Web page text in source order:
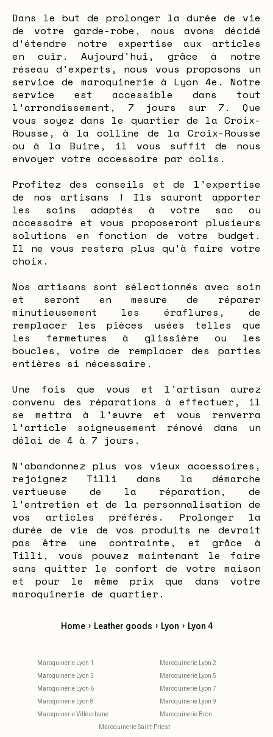
Dans le but de prolonger la durée de vie
de votre garde-robe, nous avons décidé
d'étendre notre expertise aux articles
en cuir. Aujourd'hui, grâce à notre
réseau d'experts, nous vous proposons un
service de maroquinerie à Lyon 4e. Notre
service est accessible dans tout
l'arrondissement, 7 jours sur 7. Que
vous soyez dans le quartier de la Croix-
Rousse, à la colline de la Croix-Rousse
ou à la Buire, il vous suffit de nous
envoyer votre accessoire par colis.
Profitez des conseils et de l'expertise
de nos artisans ! Ils sauront apporter
les soins adaptés à votre sac ou
accessoire et vous proposeront plusieurs
solutions en fonction de votre budget.
Il ne vous restera plus qu'à faire votre
choix.
Nos artisans sont sélectionnés avec soin
et seront en mesure de réparer
minutieusement les éraflures, de
remplacer les pièces usées telles que
les fermetures à glissière ou les
boucles, voire de remplacer des parties
entières si nécessaire.
Une fois que vous et l'artisan aurez
convenu des réparations à effectuer, il
se mettra à l'œuvre et vous renverra
l'article soigneusement rénové dans un
délai de 4 à 7 jours.
N'abandonnez plus vos vieux accessoires,
rejoignez Tilli dans la démarche
vertueuse de la réparation, de
l'entretien et de la personnalisation de
vos articles préférés. Prolonger la
durée de vie de vos produits ne devrait
pas être une contrainte, et grâce à
Tilli, vous pouvez maintenant le faire
sans quitter le confort de votre maison
et pour le même prix que dans votre
maroquinerie de quartier.
Home › Leather goods › Lyon › Lyon 4
Maroquinerie Lyon 1
Maroquinerie Lyon 2
Maroquinerie Lyon 3
Maroquinerie Lyon 5
Maroquinerie Lyon 6
Maroquinerie Lyon 7
Maroquinerie Lyon 8
Maroquinerie Lyon 9
Maroquinerie Villeurbane
Maroquinerie Bron
Maroquinerie Saint-Priest